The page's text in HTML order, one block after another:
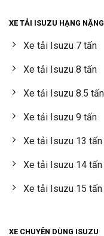
XE TẢI ISUZU HẠNG NẶNG
Xe tải Isuzu 7 tấn
Xe tải Isuzu 8 tấn
Xe tải Isuzu 8.5 tấn
Xe tải Isuzu 9 tấn
Xe tải Isuzu 13 tấn
Xe tải Isuzu 14 tấn
Xe tải Isuzu 15 tấn
XE CHUYÊN DÙNG ISUZU